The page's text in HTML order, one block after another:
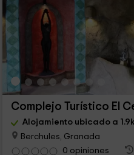
Complejo Turístico El
Alojamiento ubicado a
Berchules, Granada
0 opiniones